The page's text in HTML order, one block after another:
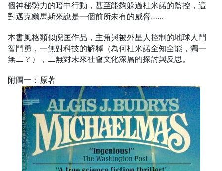
個神秘勢力的暗中行動，甚至能夠躲過杜米諾的監控，這
對邁克爾馬斯來說是一個前所未有的威脅……
本書風格類似倪匡作品，主角與被外星人控制的地球人鬥
智鬥勇，一無對科技的解釋（為何杜米諾全知全能，獨一
無二？），二無對未來社會文化深層的探討與反思。
附圖一：原著